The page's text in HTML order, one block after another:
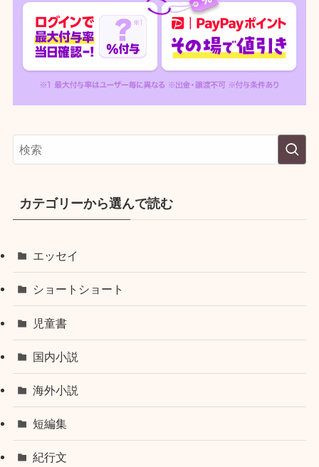
カテゴリーから選んで読む
エッセイ
ショートショート
児童書
国内小説
海外小説
短編集
紀行文